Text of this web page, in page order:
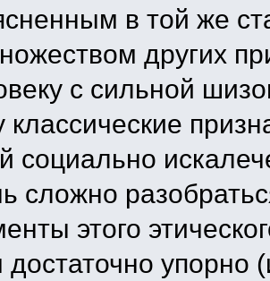
в той же
других
с сильной
классические
социально
сложно
этого
достаточно упорно